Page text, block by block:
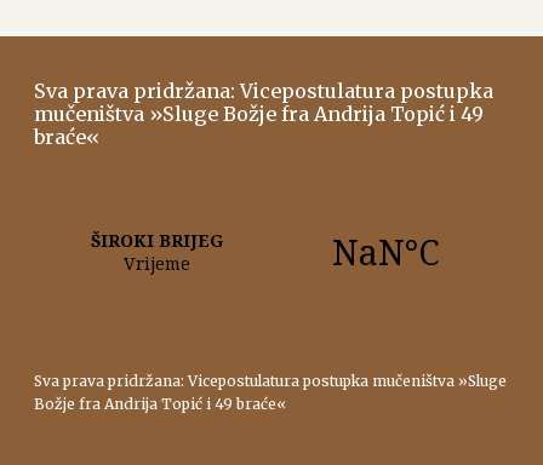
Sva prava pridržana: Vicepostulatura postupka
mučeništva »Sluge Božje fra Andrija Topić i 49
braće«
Sva prava pridržana: Vicepostulatura postupka mučeništva »Sluge
Božje fra Andrija Topić i 49 braće«